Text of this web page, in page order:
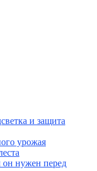
и защита
урожая
он нужен перед